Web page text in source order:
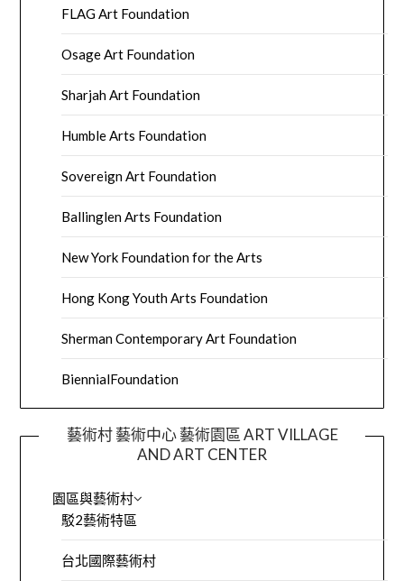
FLAG Art Foundation
Osage Art Foundation
Sharjah Art Foundation
Humble Arts Foundation
Sovereign Art Foundation
Ballinglen Arts Foundation
New York Foundation for the Arts
Hong Kong Youth Arts Foundation
Sherman Contemporary Art Foundation
BiennialFoundation
藝術村 藝術中心 藝術園區 ART VILLAGE
AND ART CENTER
園區與藝術村
駁2藝術特區
台北國際藝術村